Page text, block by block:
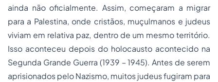
ainda não oficialmente. Assim, começaram a migrar
para a Palestina, onde cristãos, muçulmanos e judeus
viviam em relativa paz, dentro de um mesmo território.
Isso aconteceu depois do holocausto acontecido na
Segunda Grande Guerra (1939 – 1945). Antes de serem
aprisionados pelo Nazismo, muitos judeus fugiram para